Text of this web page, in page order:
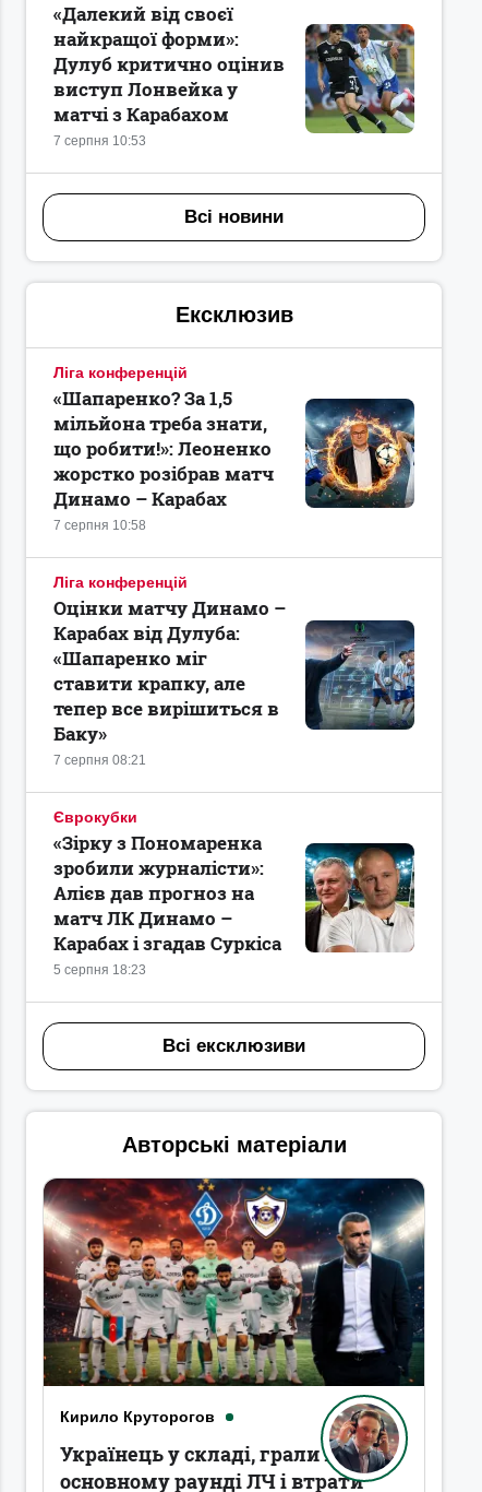
7 серпня 10:53
«Далекий від своєї
найкращої форми»:
Дулуб критично оцінив
виступ Лонвейка у
матчі з Карабахом
Всі новини
Ексклюзив
Ліга конференцій
7 серпня 10:58
«Шапаренко? За 1,5
мільйона треба знати,
що робити!»: Леоненко
жорстко розібрав матч
Динамо – Карабах
Ліга конференцій
7 серпня 08:21
Оцінки матчу Динамо –
Карабах від Дулуба:
«Шапаренко міг
ставити крапку, але
тепер все вирішиться в
Баку»
Єврокубки
5 серпня 18:23
«Зірку з Пономаренка
зробили журналісти»:
Алієв дав прогноз на
матч ЛК Динамо –
Карабах і згадав Суркіса
Всі ексклюзиви
Авторські матеріали
Кирило Круторогов
Українець у складі, грали в
основному раунді ЛЧ і втрати